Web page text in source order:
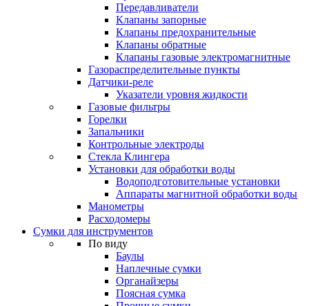
Передавливатели
Клапаны запорные
Клапаны предохранительные
Клапаны обратные
Клапаны газовые электромагнитные
Газораспределительные пункты
Датчики-реле
Указатели уровня жидкости
Газовые фильтры
Горелки
Запальники
Контрольные электроды
Стекла Клингера
Установки для обработки воды
Водоподготовительные установки
Аппараты магнитной обработки воды
Манометры
Расходомеры
Сумки для инструментов
По виду
Баулы
Наплечные сумки
Органайзеры
Поясная сумка